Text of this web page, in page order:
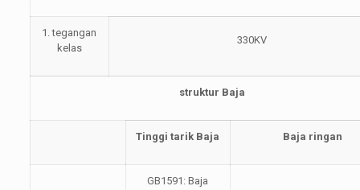
1. tegangan
kelas
330KV
struktur Baja
Tinggi tarik Baja Baja ringan
GB1591: Baja